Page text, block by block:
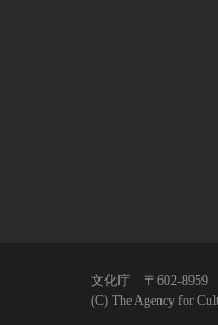
文化庁 〒602-8959
(C) The Agency for